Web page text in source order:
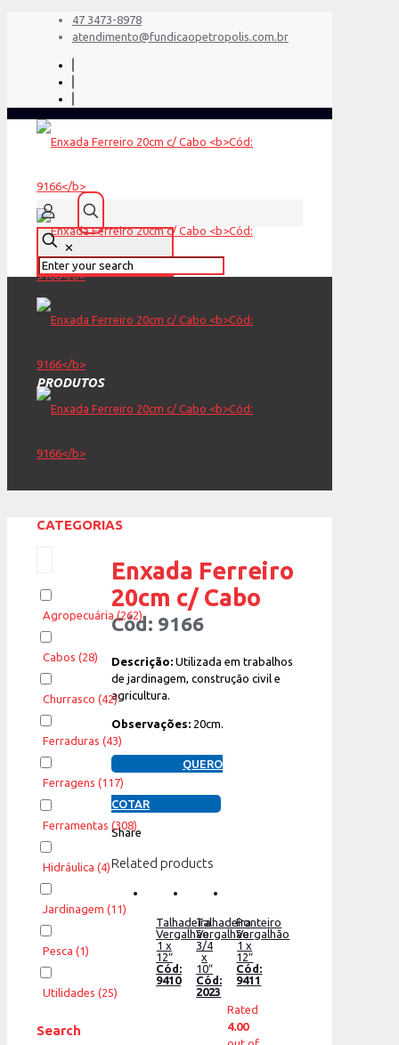
47 3473-8978
atendimento@fundicaopetropolis.com.br
✕
PRODUTOS
Enxada Ferreiro
20cm c/ Cabo
Cód: 9166
Descrição:Utilizada em trabalhos
de jardinagem, construção civil e
agricultura.
Observações:20cm.
QUERO
COTAR
Share
Related products
Talhadeira
Vergalhão
1 x
12″
Cód:
9410
Talhadeira
Vergalhão
3/4
x
10″
Cód:
2023
Ponteiro
Vergalhão
1 x
12″
Cód:
9411
Rated
4.00
CATEGORIAS
Agropecuária (262)
Cabos (28)
Churrasco (42)
Ferraduras (43)
Ferragens (117)
Ferramentas (308)
Hidráulica (4)
Jardinagem (11)
Pesca (1)
Utilidades (25)
Search